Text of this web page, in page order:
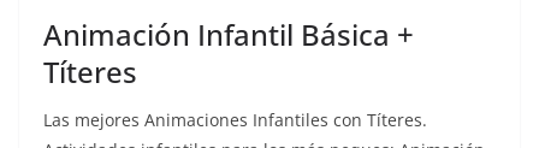
Animación Infantil Básica +
Títeres
Las mejores Animaciones Infantiles con Títeres.